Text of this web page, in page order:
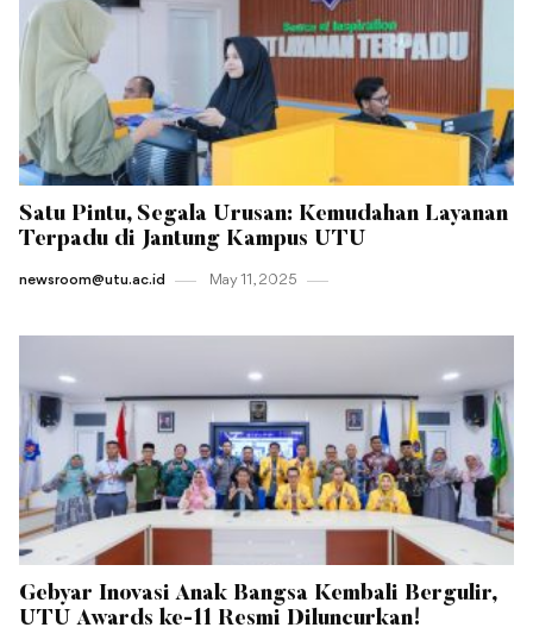
Satu Pintu, Segala Urusan: Kemudahan Layanan
Terpadu di Jantung Kampus UTU
newsroom@utu.ac.id May 11 , 2025
Gebyar Inovasi Anak Bangsa Kembali Bergulir,
UTU Awards ke-11 Resmi Diluncurkan!